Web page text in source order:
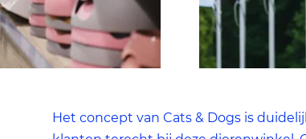
Het concept van Cats & Dogs is